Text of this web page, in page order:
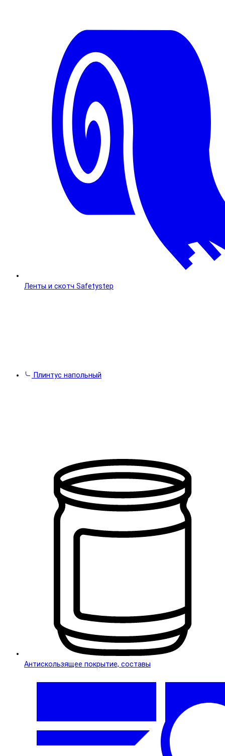
Ленты и скотч Safetystep
Плинтус напольный
Антискользящее покрытие, составы